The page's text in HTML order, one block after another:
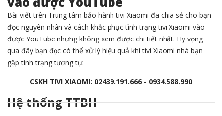
Bài viết trên Trung tâm bảo hành tivi Xiaomi đã chia sẻ cho bạn
đọc nguyên nhân và cách khắc phục tình trạng tivi Xiaomi vào
được YouTube nhưng không xem được chi tiết nhất. Hy vọng
qua đây bạn đọc có thể xử lý hiệu quả khi tivi Xiaomi nhà bạn
gặp tình trạng tương tự.
CSKH TIVI XIAOMI: 02439.191.666 - 0934.588.990
Hệ thống TTBH